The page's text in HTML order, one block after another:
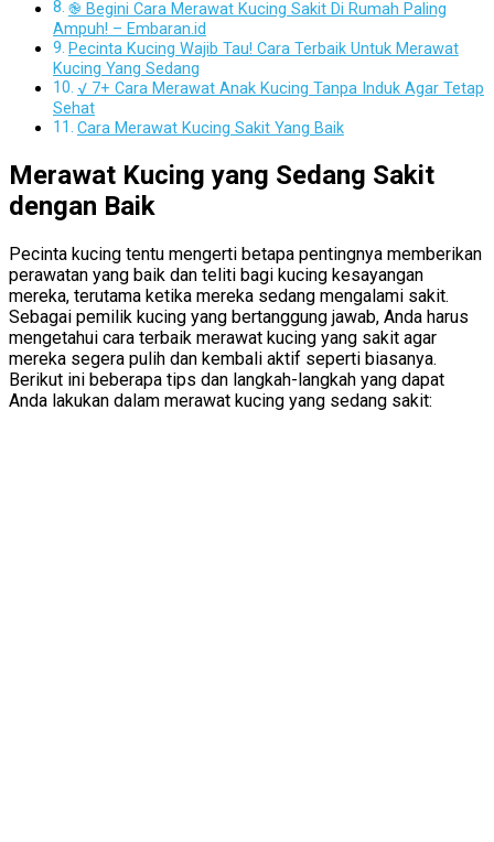
֎ Begini Cara Merawat Kucing Sakit Di Rumah Paling
Ampuh! – Embaran.id
Pecinta Kucing Wajib Tau! Cara Terbaik Untuk Merawat
Kucing Yang Sedang
√ 7+ Cara Merawat Anak Kucing Tanpa Induk Agar Tetap
Sehat
Cara Merawat Kucing Sakit Yang Baik
Merawat Kucing yang Sedang Sakit
dengan Baik
Pecinta kucing tentu mengerti betapa pentingnya memberikan
perawatan yang baik dan teliti bagi kucing kesayangan
mereka, terutama ketika mereka sedang mengalami sakit.
Sebagai pemilik kucing yang bertanggung jawab, Anda harus
mengetahui cara terbaik merawat kucing yang sakit agar
mereka segera pulih dan kembali aktif seperti biasanya.
Berikut ini beberapa tips dan langkah-langkah yang dapat
Anda lakukan dalam merawat kucing yang sedang sakit: